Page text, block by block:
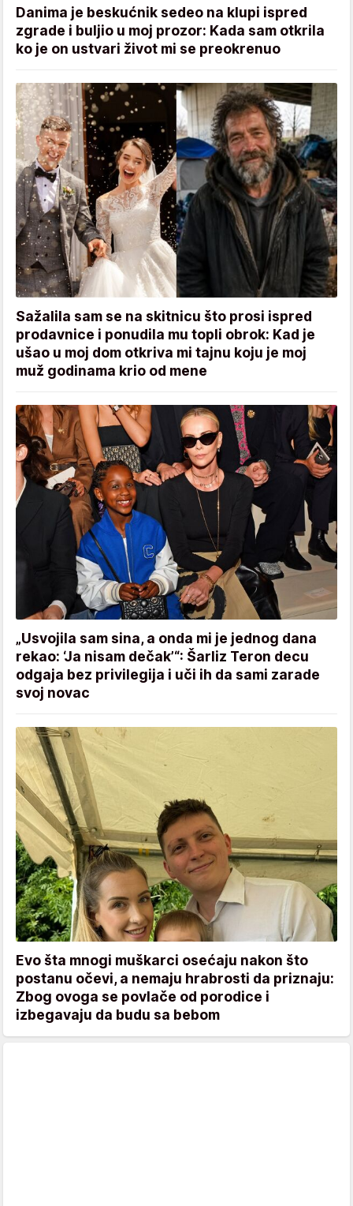
Danima je beskućnik sedeo na klupi ispred
zgrade i buljio u moj prozor: Kada sam otkrila
ko je on ustvari život mi se preokrenuo
Sažalila sam se na skitnicu što prosi ispred
prodavnice i ponudila mu topli obrok: Kad je
ušao u moj dom otkriva mi tajnu koju je moj
muž godinama krio od mene
„Usvojila sam sina, a onda mi je jednog dana
rekao: ‘Ja nisam dečak’“: Šarliz Teron decu
odgaja bez privilegija i uči ih da sami zarade
svoj novac
Evo šta mnogi muškarci osećaju nakon što
postanu očevi, a nemaju hrabrosti da priznaju:
Zbog ovoga se povlače od porodice i
izbegavaju da budu sa bebom